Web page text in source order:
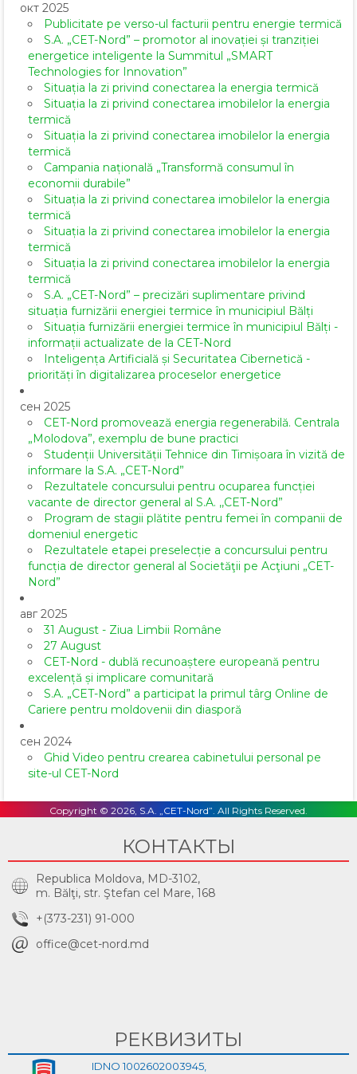
окт 2025
Publicitate pe verso-ul facturii pentru energie termică
S.A. „CET-Nord” – promotor al inovației și tranziției
energetice inteligente la Summitul „SMART
Technologies for Innovation”
Situația la zi privind conectarea la energia termică
Situația la zi privind conectarea imobilelor la energia
termică
Situația la zi privind conectarea imobilelor la energia
termică
Campania națională „Transformă consumul în
economii durabile”
Situația la zi privind conectarea imobilelor la energia
termică
Situația la zi privind conectarea imobilelor la energia
termică
Situația la zi privind conectarea imobilelor la energia
termică
S.A. „CET-Nord” – precizări suplimentare privind
situația furnizării energiei termice în municipiul Bălți
Situația furnizării energiei termice în municipiul Bălți -
informații actualizate de la CET-Nord
Inteligența Artificială și Securitatea Cibernetică -
priorități în digitalizarea proceselor energetice
сен 2025
CET-Nord promovează energia regenerabilă. Centrala
„Molodova”, exemplu de bune practici
Studenții Universității Tehnice din Timișoara în vizită de
informare la S.A. „CET-Nord”
Rezultatele concursului pentru ocuparea funcției
vacante de director general al S.A. ,,CET-Nord”
Program de stagii plătite pentru femei în companii de
domeniul energetic
Rezultatele etapei preselecție a concursului pentru
funcția de director general al Societăţii pe Acţiuni „CET-
Nord”
авг 2025
31 August - Ziua Limbii Române
27 August
CET-Nord - dublă recunoaștere europeană pentru
excelență și implicare comunitară
S.A. „CET-Nord” a participat la primul târg Online de
Cariere pentru moldovenii din diasporă
сен 2024
Ghid Video pentru crearea cabinetului personal pe
site-ul CET-Nord
Copyright © 2026, S.A. „CET-Nord”. All Rights Reserved.
КОНТАКТЫ
Republica Moldova, MD-3102,
m. Bălţi, str. Ştefan cel Mare, 168
+(373-231) 91-000
office@cet-nord.md
РЕКВИЗИТЫ
IDNO 1002602003945,